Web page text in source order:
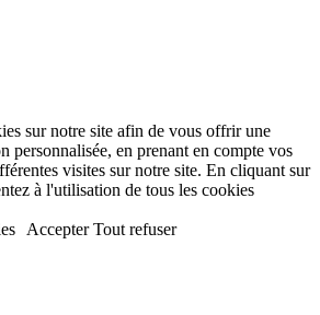
sur notre site afin de vous offrir une
personnalisée, en prenant en compte vos
visites sur notre site. En cliquant sur
à l'utilisation de tous les cookies
Accepter Tout refuser